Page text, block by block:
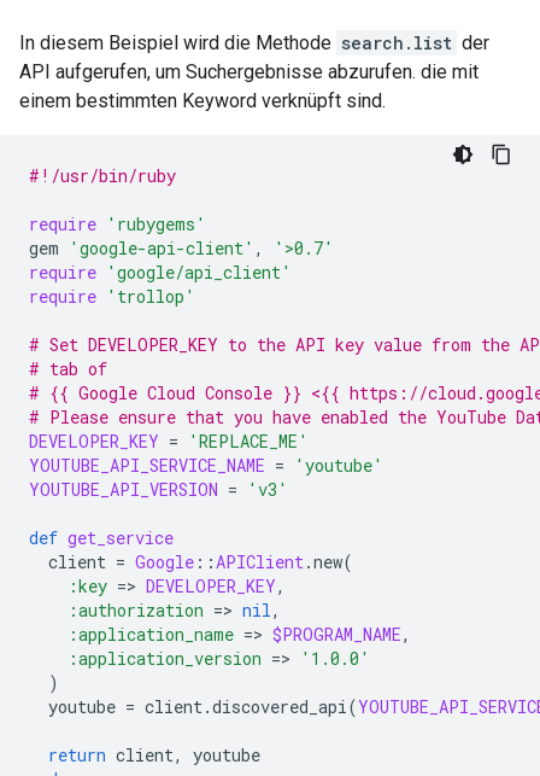
In diesem Beispiel wird die Methode search.list der
API aufgerufen, um Suchergebnisse abzurufen. die mit
einem bestimmten Keyword verknüpft sind.
#!/usr/bin/ruby
require 'rubygems'
gem
'google-api-client' ,
'>0.7'
require 'google/api_client'
require 'trollop'
# Set DEVELOPER_KEY to the API key value from the
# tab of
# {{ Google Cloud Console }} <{{ https://
# Please ensure that you have enabled the YouTube
DEVELOPER_KEY =
'REPLACE_ME'
YOUTUBE_API_SERVICE_NAME =
'youtube'
YOUTUBE_API_VERSION = 'v3'
def get_service
client = Google ::APIClient.new(
:key => DEVELOPER_KEY,
:authorization => nil,
:application_name => $PROGRAM_NAME,
:application_version =>
'1.0.0'
)
youtube = client.discovered_api(
return client,
youtube